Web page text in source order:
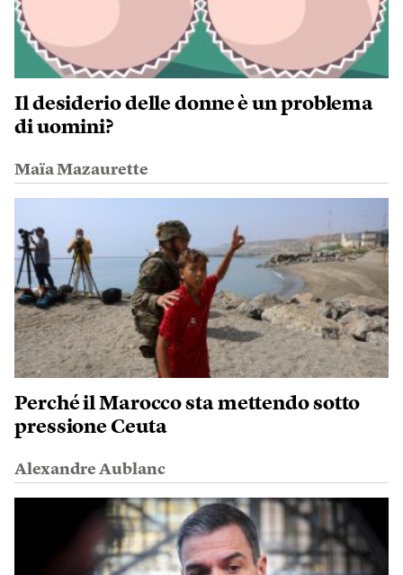
Il desiderio delle donne è un problema
di uomini?
Maïa Mazaurette
Perché il Marocco sta mettendo sotto
pressione Ceuta
Alexandre Aublanc